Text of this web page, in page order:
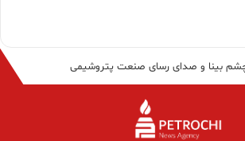
بینا و صدای رسای صنعت پتروشیمی